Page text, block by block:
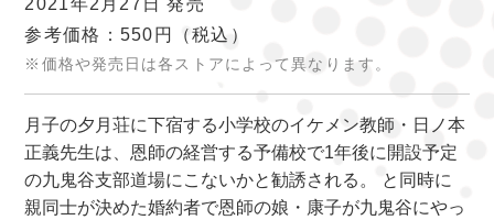
2021年2月27日 発売
参考価格：550円
（税込）
※価格や発売日は各ストアによって異なります。
月子の夕月荘に下宿する小学校のイケメン教師・日ノ本
正義先生は、恩師の経営する予備校で1年後に開設予定
の九鬼谷支部道場にこないかと勧誘される。 と同時に
親同士が決めた婚約者で恩師の娘・康子が九鬼谷にやっ